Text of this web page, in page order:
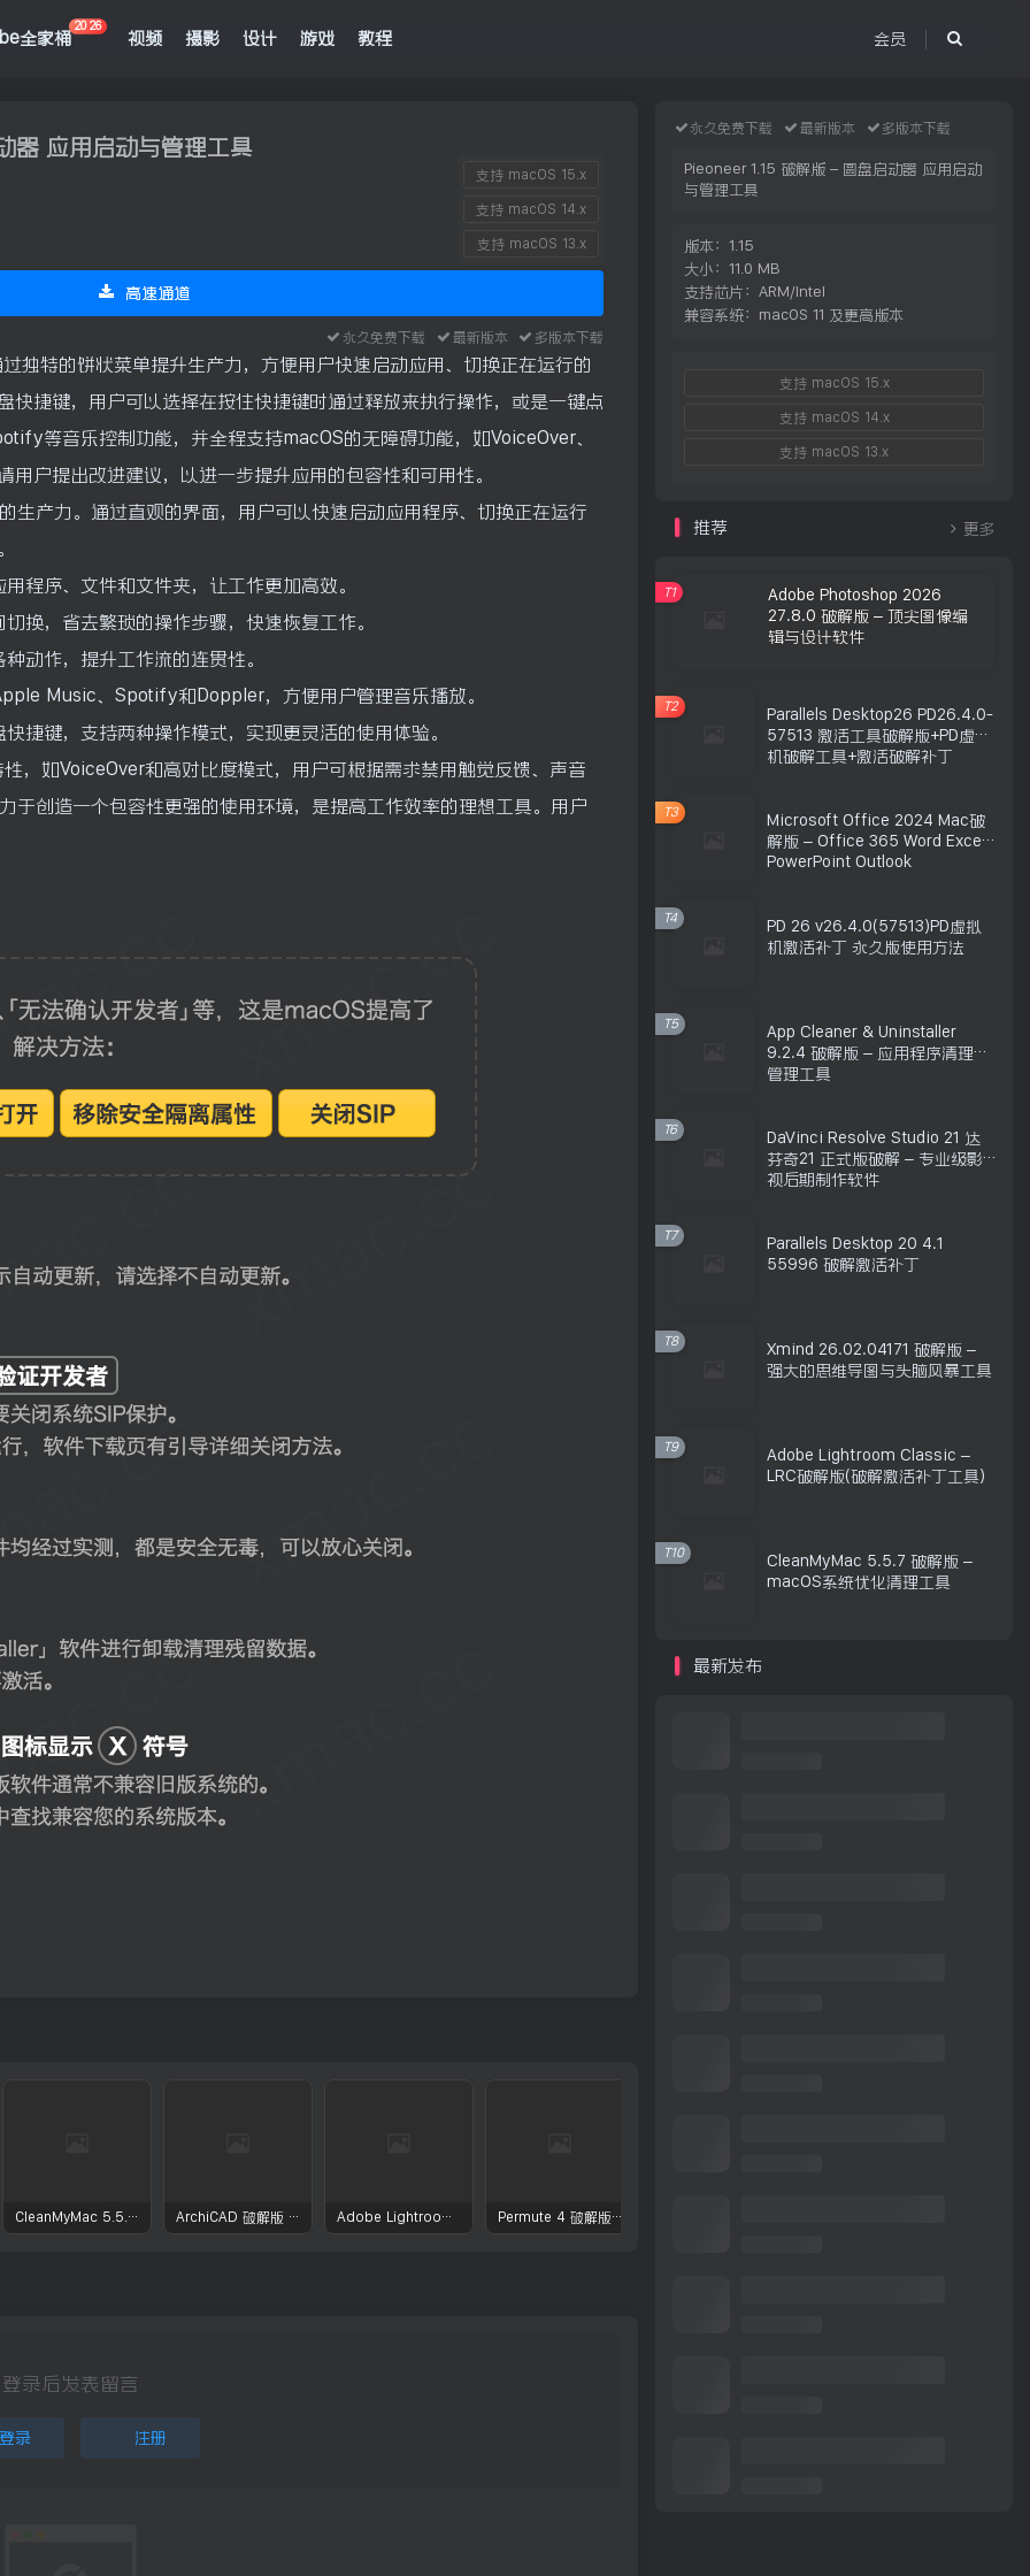
全家桶
2026
视频 摄影 设计 游戏 教程 会员
器 应用启动与管理工具
高速通道
永久免费下载 最新版本 多版本下载
支持 macOS 15.x
支持 macOS 14.x
支持 macOS 13.x
独特的饼状菜单提升生产力，方便用户快速启动应用、切换正在运行的
快捷键，用户可以选择在按住快捷键时通过释放来执行操作，或是一键点
等音乐控制功能，并全程支持macOS的无障碍功能，如VoiceOver、
户提出改进建议，以进一步提升应用的包容性和可用性。
产力。通过直观的界面，用户可以快速启动应用程序、切换正在运行
程序、文件和文件夹，让工作更加高效。
换，省去繁琐的操作步骤，快速恢复工作。
动作，提升工作流的连贯性。
Music、Spotify和Doppler，方便用户管理音乐播放。
捷键，支持两种操作模式，实现更灵活的使用体验。
，如VoiceOver和高对比度模式，用户可根据需求禁用触觉反馈、声音
于创造一个包容性更强的使用环境，是提高工作效率的理想工具。用户
CleanMyMac 5.5.7 破解版 – macOS系统优化清理工具 ArchiCAD 破解版 – 效率与创新并行的建筑设计工具 专业3D建模程序 Adobe Lightroom CC 破解版 – 照片管理与编辑工具 Permute 4 破解版 – 全能媒体格式转换工具
登录后发表留言
登录 注册
永久免费下载 最新版本 多版本下载
Pieoneer 1.15 破解版 – 圆盘启动器 应用启动
与管理工具
版本：1.15
大小：11.0 MB
支持芯片：ARM/Intel
兼容系统：macOS 11 及更高版本
支持 macOS 15.x
支持 macOS 14.x
支持 macOS 13.x
推荐 更多
Adobe Photoshop 2026
27.8.0 破解版 – 顶尖图像编
辑与设计软件
T1
Parallels Desktop26 PD26.4.0-
57513 激活工具破解版+PD虚拟
机破解工具+激活破解补丁
T2
Microsoft Office 2024 Mac破
解版 – Office 365 Word Excel
PowerPoint Outlook
T3
PD 26 v26.4.0(57513)PD虚拟
机激活补丁 永久版使用方法
T4
App Cleaner & Uninstaller
9.2.4 破解版 – 应用程序清理和
管理工具
T5
DaVinci Resolve Studio 21 达
芬奇21 正式版破解 – 专业级影
视后期制作软件
T6
Parallels Desktop 20 4.1
55996 破解激活补丁
T7
Xmind 26.02.04171 破解版 –
强大的思维导图与头脑风暴工具
T8
Adobe Lightroom Classic –
LRC破解版(破解激活补丁工具)
T9
CleanMyMac 5.5.7 破解版 –
macOS系统优化清理工具
T10
最新发布